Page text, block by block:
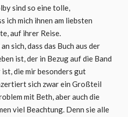
sind so eine tolle,
ich mich ihnen am liebsten
auf ihrer Reise.
sich, dass das Buch aus der
ist, der in Bezug auf die Band
die mir besonders gut
sich zwar ein Großteil
mit Beth, aber auch die
viel Beachtung. Denn sie alle